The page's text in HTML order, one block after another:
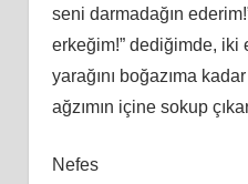
seni darmadağın
erkeğim!” dediğimde, iki
yarağını boğazıma
ağzımın içine sokup
Nefes